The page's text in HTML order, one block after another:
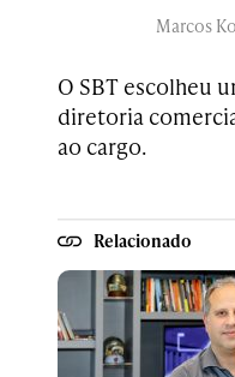
Marcos
O SBT escolheu
diretoria
ao cargo.
Relacionado